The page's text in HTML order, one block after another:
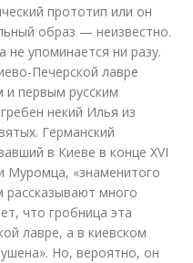
прототип или он
образ — неизвестно.
упоминается ни разу.
Печерской лавре
первым русским
некий Илья из
Германский
в Киеве в конце XVI
Муромца, «знаменитого
рассказывают много
что гробница эта
лавре, а в киевском
Но, вероятно, он